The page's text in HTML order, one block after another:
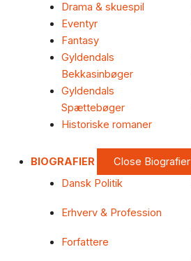
Drama & skuespil
Eventyr
Fantasy
Gyldendals
Bekkasinbøger
Gyldendals
Spættebøger
Historiske romaner
BIOGRAFIER Close Biografier
Dansk Politik
Erhverv & Profession
Forfattere